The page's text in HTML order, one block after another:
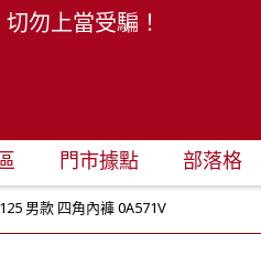
勿上當受騙！
門市據點 部落格
男款 四角內褲 0A571V